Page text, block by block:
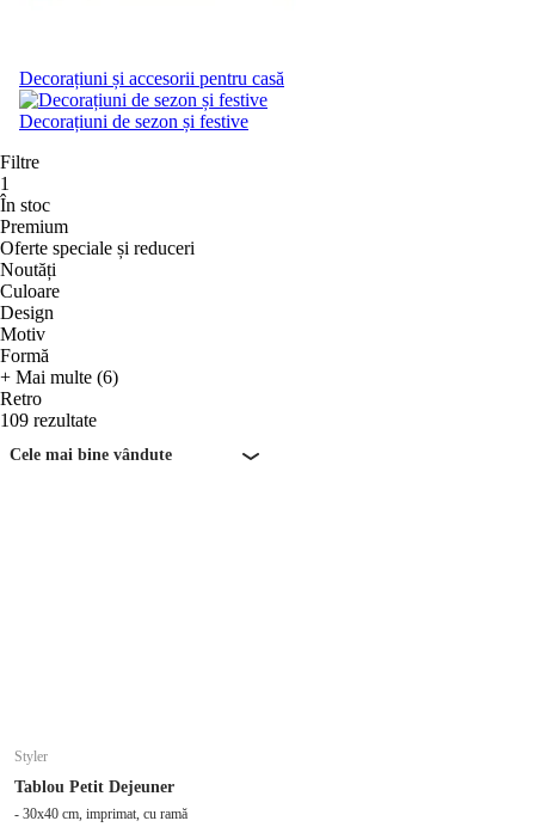
Decorațiuni și accesorii pentru casă
Decorațiuni de sezon și festive
Filtre
1
În stoc
Premium
Oferte speciale și reduceri
Noutăți
Culoare
Design
Motiv
Formă
+ Mai multe (6)
Retro
109 rezultate
Cele mai bine vândute
Styler
Tablou Petit Dejeuner
- 30x40 cm, imprimat, cu ramă